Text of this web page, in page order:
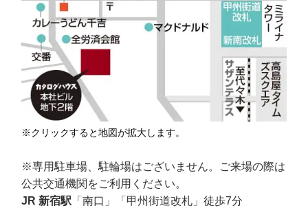
※クリックすると地図が拡大します。
※専用駐車場、駐輪場はございません。ご来場の際は
公共交通機関をご利用ください。
JR 新宿駅 「南口」「甲州街道改札」徒歩7分